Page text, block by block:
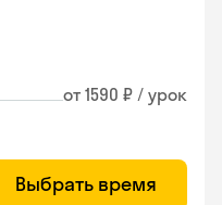
от 1590 ₽ / урок
Выбрать время